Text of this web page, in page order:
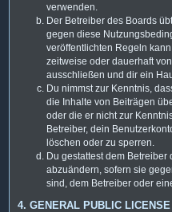
verwenden.
Der Betreiber des Boards
gegen diese
veröffentlichten Regeln
zeitweise oder dauerhaft
ausschließen und dir ein
Du nimmst zur Kenntnis,
die Inhalte von Beiträgen
oder die er nicht zur
Betreiber, dein
löschen oder zu sperren.
Du gestattest dem
abzuändern, sofern sie
sind, dem Betreiber oder
4. GENERAL PUBLIC LICENSE